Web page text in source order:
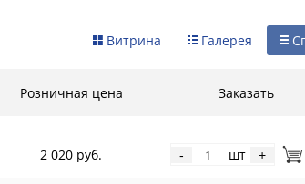
Галерея
Витрина
Розничная цена Заказать
2 020 руб. - шт +